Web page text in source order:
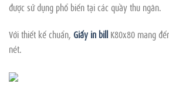
được sử dụng phổ biến tại các quầy thu ngân.
Với thiết kế chuẩn, Giấy in bill K80x80 mang
nét.